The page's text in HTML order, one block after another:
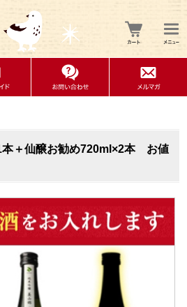
本＋仙醸お勧め720ml×2本 お値